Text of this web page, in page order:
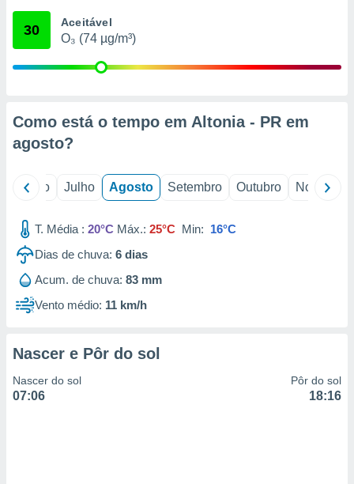
através
1199
30 Aceitável
O₃ (74 µg/m³)
Como está o tempo em Altonia - PR em
agosto?
Junho Julho Agosto Setembro Outubro Novembro
T. Média : 20°C Máx.: 25°C Min: 16°C
Dias de chuva: 6 dias
Acum. de chuva: 83 mm
Vento médio: 11 km/h
Nascer e Pôr do sol
Nascer do sol
07:06
Pôr do sol
18:16